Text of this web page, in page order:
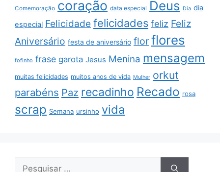
Comemoração coração data especial Deus Dia dia
especial Felicidade felicidades feliz Feliz
Aniversário festa de aniversário flor flores
fofinho frase garota Jesus Menina mensagem
muitas felicidades muitos anos de vida Mulher orkut
parabéns Paz recadinho Recado rosa
scrap Semana ursinho vida